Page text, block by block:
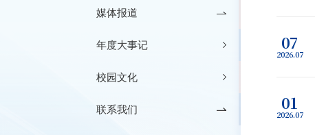
媒体报道
年度大事记
校园文化
联系我们
07
2026.07
01
2026.07